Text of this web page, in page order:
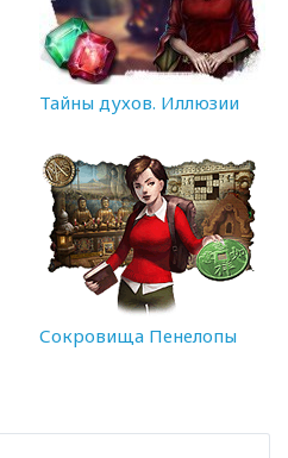
Тайны духов. Иллюзии
Сокровища Пенелопы